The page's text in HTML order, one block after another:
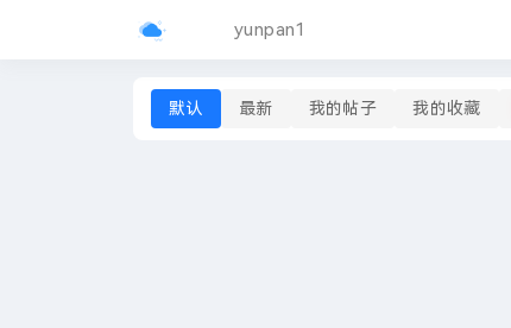
yunpan1
默认 最新 我的帖子 我的收藏